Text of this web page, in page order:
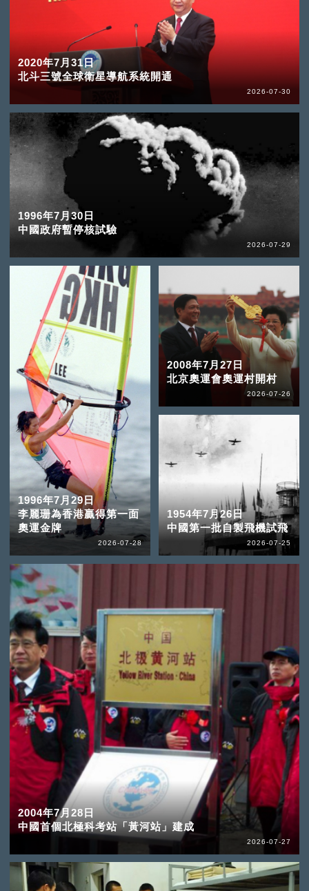
2020年7月31日
北斗三號全球衛星導航系統開通
2026-07-30
1996年7月30日
中國政府暫停核試驗
2026-07-29
1996年7月29日
李麗珊為香港贏得第一面
奧運金牌
2026-07-28
2004年7月28日
中國首個北極科考站「黃河站」建成
2026-07-27
2008年7月27日
北京奧運會奧運村開村
2026-07-26
1954年7月26日
中國第一批自製飛機試飛
2026-07-25